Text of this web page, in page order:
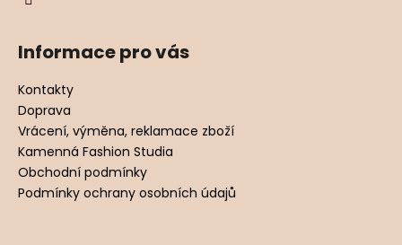
Informace pro vás
Kontakty
Doprava
Vrácení, výměna, reklamace zboží
Kamenná Fashion Studia
Obchodní podmínky
Podmínky ochrany osobních údajů